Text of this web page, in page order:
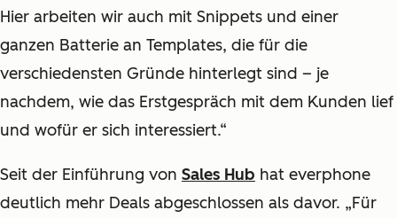
Hier arbeiten wir auch mit Snippets und einer
ganzen Batterie an Templates, die für die
verschiedensten Gründe hinterlegt sind – je
nachdem, wie das Erstgespräch mit dem Kunden lief
und wofür er sich interessiert.“
Seit der Einführung von Sales Hub hat everphone
deutlich mehr Deals abgeschlossen als davor. „Für